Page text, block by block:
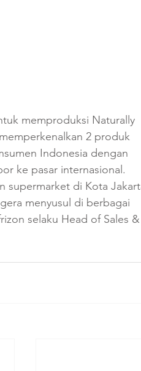
memproduksi Naturally
2 produk
Indonesia dengan
ke pasar internasional.
supermarket di Kota
menyusul di berbagai
selaku Head of Sales &